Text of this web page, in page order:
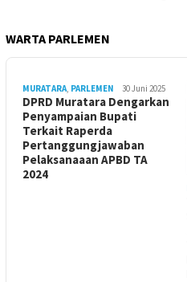
WARTA PARLEMEN
MURATARA PARLEMEN 30 Juni 2025
DPRD Muratara Dengarkan
Penyampaian Bupati
Terkait Raperda
Pertanggungjawaban
Pelaksanaaan APBD TA
2024